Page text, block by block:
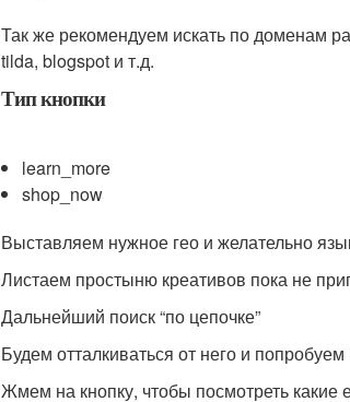
Так же рекомендуем искать по доменам
tilda, blogspot и т.д.
Тип кнопки
learn_more
shop_now
Выставляем нужное гео и желательно
Листаем простыню креативов пока не
Дальнейший поиск “по цепочке”
Будем отталкиваться от него и
Жмем на кнопку, чтобы посмотреть какие